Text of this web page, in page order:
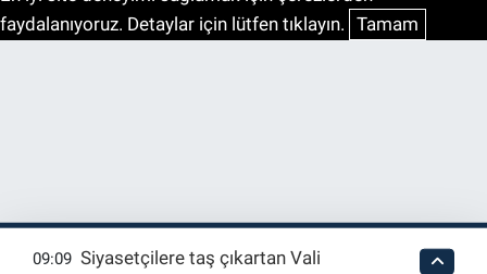
faydalanıyoruz. Detaylar için lütfen tıklayın. Tamam
09:09 Siyasetçilere taş çıkartan Vali